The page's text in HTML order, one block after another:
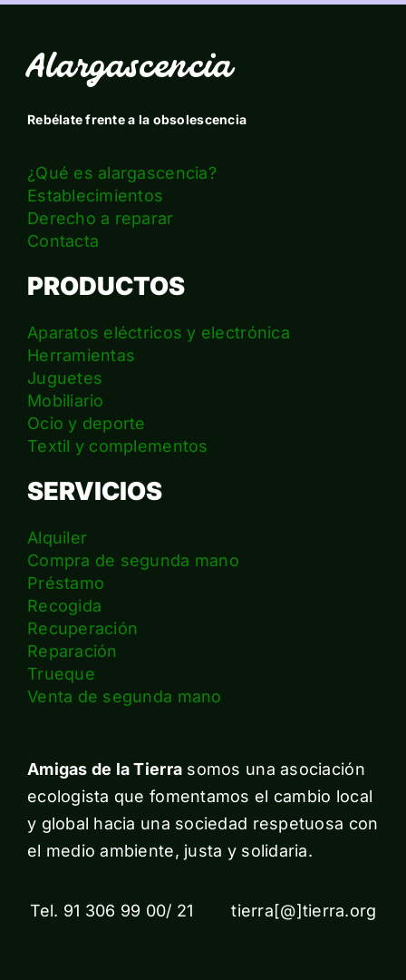
Alargascencia
Rebélate frente a la obsolescencia
¿Qué es alargascencia?
Establecimientos
Derecho a reparar
Contacta
PRODUCTOS
Aparatos eléctricos y electrónica
Herramientas
Juguetes
Mobiliario
Ocio y deporte
Textil y complementos
SERVICIOS
Alquiler
Compra de segunda mano
Préstamo
Recogida
Recuperación
Reparación
Trueque
Venta de segunda mano
Amigas de la Tierra somos una asociación
ecologista que fomentamos el cambio local
y global hacia una sociedad respetuosa con
el medio ambiente, justa y solidaria.
Tel. 91 306 99 00/ 21 tierra[@]tierra.org